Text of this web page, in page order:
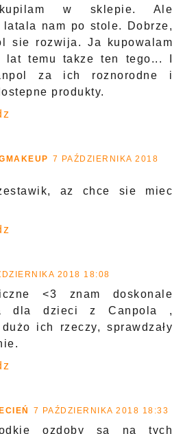
w sklepie. Ale
latala nam po stole. Dobrze,
sie rozwija. Ja kupowalam
lat temu takze ten tego... I
za ich roznorodne i
produkty.
7 PAŹDZIERNIKA 2018
az chce sie miec
2018 18:08
<3 znam doskonale
dla dzieci z Canpola ,
ich rzeczy, sprawdzały
7 PAŹDZIERNIKA 2018 18:33
ozdoby są na tych